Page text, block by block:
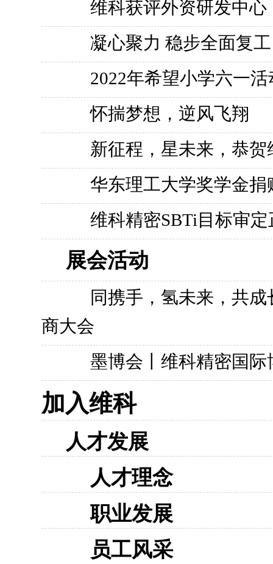
维科获评外资研发中心
凝心聚力 稳步全面复工
2022年希望小学六一
怀揣梦想，逆风飞翔
新征程，星未来，恭
华东理工大学奖学金
维科精密SBTi目标审
展会活动
同携手，氢未来，共
商大会
墨博会丨维科精密国际
加入维科
人才发展
人才理念
职业发展
员工风采